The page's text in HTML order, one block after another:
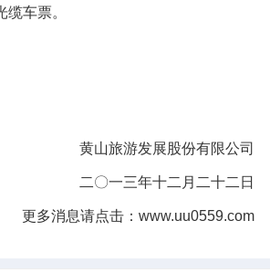
车票。
黄山旅游发展股份有限公司
二〇一三年十二月二十二日
更多消息请点击：www.uu0559.com